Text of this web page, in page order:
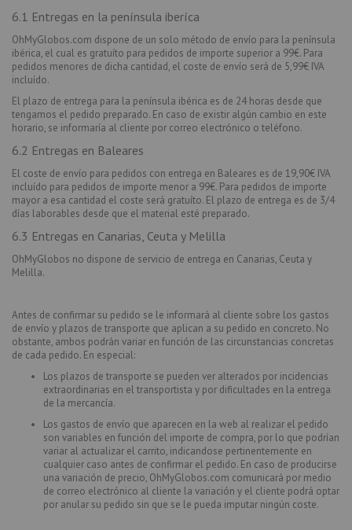
6.1 Entregas en la península iberíca
OhMyGlobos.com dispone de un solo método de envío para la península
ibérica, el cual es gratuíto para pedidos de importe superior a 99€. Para
pedidos menores de dicha cantidad, el coste de envío será de 5,99€ IVA
incluído.
El plazo de entrega para la península ibérica es de 24 horas desde que
tengamos el pedido preparado. En caso de existir algún cambio en este
horario, se informaría al cliente por correo electrónico o teléfono.
6.2 Entregas en Baleares
El coste de envío para pedidos con entrega en Baleares es de 19,90€ IVA
incluído para pedidos de importe menor a 99€. Para pedidos de importe
mayor a esa cantidad el coste será gratuíto. El plazo de entrega es de 3/4
días laborables desde que el material esté preparado.
6.3 Entregas en Canarias, Ceuta y Melilla
OhMyGlobos no dispone de servicio de entrega en Canarias, Ceuta y
Melilla.
Antes de confirmar su pedido se le informará al cliente sobre los gastos
de envío y plazos de transporte que aplican a su pedido en concreto. No
obstante, ambos podrán variar en función de las circunstancias concretas
de cada pedido. En especial:
Los plazos de transporte se pueden ver alterados por incidencias
extraordinarias en el transportista y por dificultades en la entrega
de la mercancía.
Los gastos de envío que aparecen en la web al realizar el pedido
son variables en función del importe de compra, por lo que podrían
variar al actualizar el carrito, indicandose pertinentemente en
cualquier caso antes de confirmar el pedido. En caso de producirse
una variación de precio, OhMyGlobos.com comunicará por medio
de correo electrónico al cliente la variación y el cliente podrá optar
por anular su pedido sin que se le pueda imputar ningún coste.